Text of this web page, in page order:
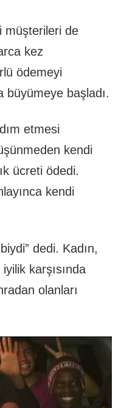
müşterileri de
kez
ödemeyi
büyümeye başladı.
etmesi
kendi
ücreti ödedi.
kendi
dedi. Kadın,
karşısında
olanları